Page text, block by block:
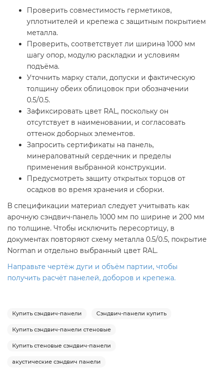
Проверить совместимость герметиков,
уплотнителей и крепежа с защитным покрытием
металла.
Проверить, соответствует ли ширина 1000 мм
шагу опор, модулю раскладки и условиям
подъёма.
Уточнить марку стали, допуски и фактическую
толщину обеих облицовок при обозначении
0.5/0.5.
Зафиксировать цвет RAL, поскольку он
отсутствует в наименовании, и согласовать
оттенок доборных элементов.
Запросить сертификаты на панель,
минераловатный сердечник и пределы
применения выбранной конструкции.
Предусмотреть защиту открытых торцов от
осадков во время хранения и сборки.
В спецификации материал следует учитывать как
арочную сэндвич-панель 1000 мм по ширине и 200 мм
по толщине. Чтобы исключить пересортицу, в
документах повторяют схему металла 0.5/0.5, покрытие
Norman и отдельно выбранный цвет RAL.
Направьте чертёж дуги и объём партии, чтобы
получить расчёт панелей, доборов и крепежа.
Купить сэндвич-панели Сэндвич-панели купить
Купить сэндвич-панели стеновые
Купить стеновые сэндвич-панели
акустические сэндвич панели